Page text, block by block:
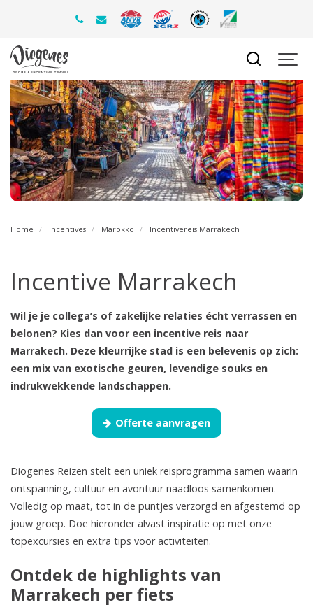
Home Incentives Marokko Incentivereis Marrakech
Incentive Marrakech
Wil je je collega’s of zakelijke relaties écht verrassen en
belonen? Kies dan voor een incentive reis naar
Marrakech. Deze kleurrijke stad is een belevenis op zich:
een mix van exotische geuren, levendige souks en
indrukwekkende landschappen.
Offerte aanvragen
Diogenes Reizen stelt een uniek reisprogramma samen waarin
ontspanning, cultuur en avontuur naadloos samenkomen.
Volledig op maat, tot in de puntjes verzorgd en afgestemd op
jouw groep. Doe hieronder alvast inspiratie op met onze
topexcursies en extra tips voor activiteiten.
Ontdek de highlights van
Marrakech per fiets